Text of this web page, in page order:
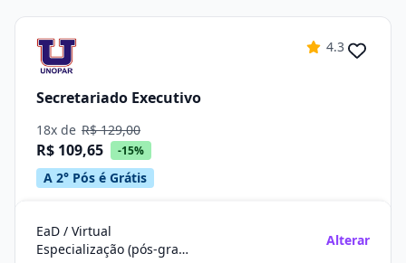
4.3
Secretariado Executivo
18x de R$ 129,00
R$ 109,65 -15%
A 2° Pós é Grátis
EaD / Virtual
Especialização (pós-graduação)
Alterar